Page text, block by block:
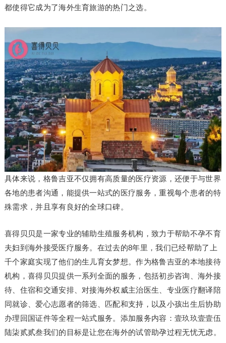
都使得它成为了海外生育旅游的热门之选。
具体来说，格鲁吉亚不仅拥有高质量的医疗资源，还便于与世界
各地的患者沟通，能提供一站式的医疗服务，重视每个患者的特
殊需求，并且享有良好的全球口碑。
喜得贝贝是一家专业的辅助生殖服务机构，致力于帮助不孕不育
夫妇到海外接受医疗服务。在过去的8年里，我们已经帮助了上
千个家庭实现了他们的生儿育女梦想。作为格鲁吉亚的本地接待
机构，喜得贝贝提供一系列全面的服务，包括初步咨询、海外接
待、住宿和交通安排、对接海外权威主治医生、专业医疗翻译陪
同就诊、爱心志愿者的筛选、匹配和支持，以及小孩出生后协助
办理回国证件等全程一站式服务。添加服务内容：壹玖玖壹壹伍
陆柒贰贰叁我们的目标是让您在海外的试管助孕过程无忧无虑。